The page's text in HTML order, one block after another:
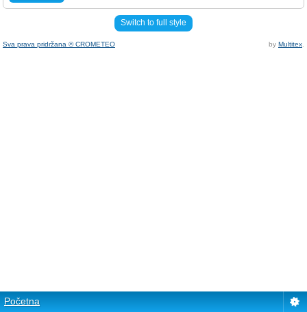
Switch to full style
Sva prava pridržana © CROMETEO by Multitex
Početna